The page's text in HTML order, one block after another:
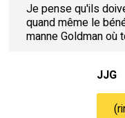
Je pense qu'ils
quand même le
manne Goldman où
JJG